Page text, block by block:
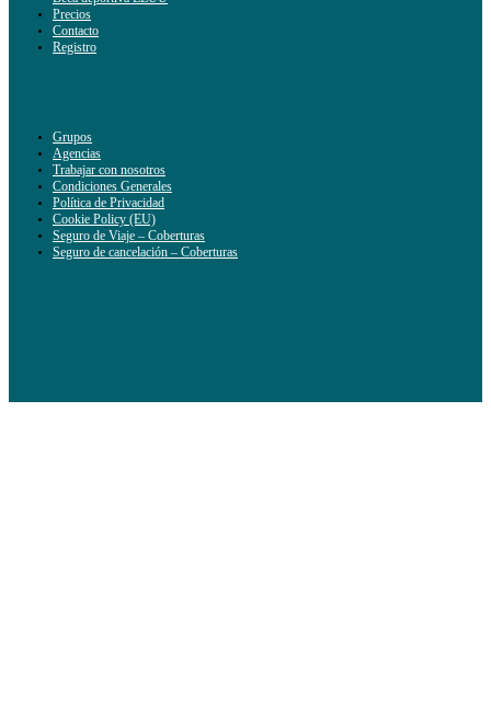
Precios
Contacto
Registro
Grupos
Agencias
Trabajar con nosotros
Condiciones Generales
Política de Privacidad
Cookie Policy (EU)
Seguro de Viaje – Coberturas
Seguro de cancelación – Coberturas